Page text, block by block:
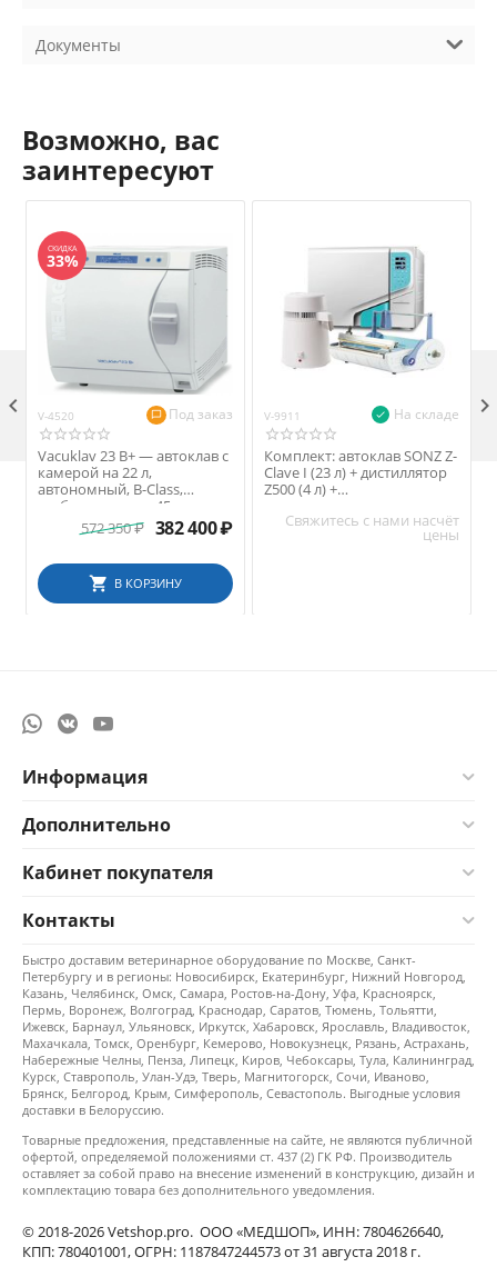
Документы
Возможно, вас
заинтересуют
СКИДКА
33%
V-4520 Под заказ
Vacuklav 23 B+ — автоклав с
камерой на 22 л,
автономный, B-Class,
глубина камеры 45 см
572 350₽ 382 400₽
В КОРЗИНУ
V-9911 На складе
Комплект: автоклав SONZ Z-
Clave I (23 л) + дистиллятор
Z500 (4 л) +
устройство SEAL F300A
Свяжитесь с нами насчёт
цены
 
Информация
Дополнительно
Кабинет покупателя
Контакты
Быстро доставим ветеринарное оборудование по Москве, Санкт-
Петербургу и в регионы: Новосибирск, Екатеринбург, Нижний Новгород,
Казань, Челябинск, Омск, Самара, Ростов-на-Дону, Уфа, Красноярск,
Пермь, Воронеж, Волгоград, Краснодар, Саратов, Тюмень, Тольятти,
Ижевск, Барнаул, Ульяновск, Иркутск, Хабаровск, Ярославль, Владивосток,
Махачкала, Томск, Оренбург, Кемерово, Новокузнецк, Рязань, Астрахань,
Набережные Челны, Пенза, Липецк, Киров, Чебоксары, Тула, Калининград,
Курск, Ставрополь, Улан-Удэ, Тверь, Магнитогорск, Сочи, Иваново,
Брянск, Белгород, Крым, Симферополь, Севастополь. Выгодные условия
доставки в Белоруссию.
Товарные предложения, представленные на сайте, не являются публичной
офертой, определяемой положениями ст. 437 (2) ГК РФ. Производитель
оставляет за собой право на внесение изменений в конструкцию, дизайн и
комплектацию товара без дополнительного уведомления.
© 2018-2026 Vetshop.pro. ООО «МЕДШОП», ИНН: 7804626640,
КПП: 780401001, ОГРН: 1187847244573 от 31 августа 2018 г.